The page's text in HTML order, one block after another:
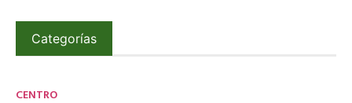
Categorías
CENTRO